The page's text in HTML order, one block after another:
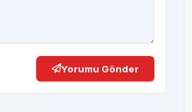
Yorumu Gönder